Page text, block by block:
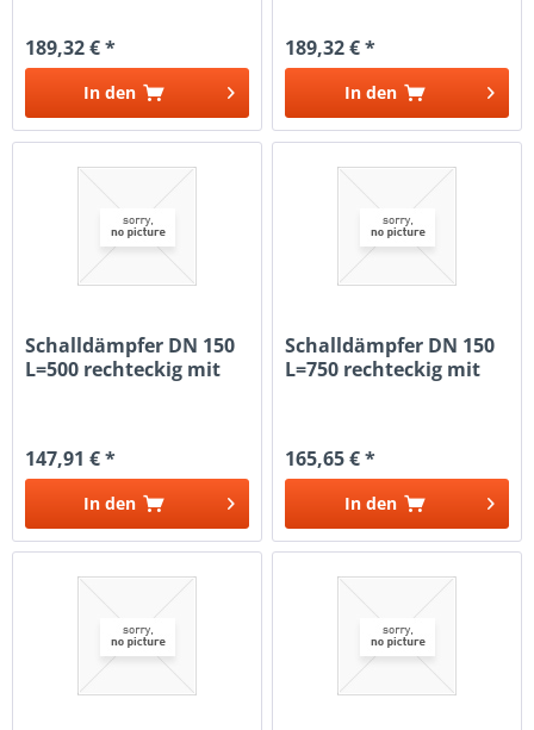
189,32 € *
In den
189,32 € *
In den
Schalldämpfer DN 150
L=500 rechteckig mit
147,91 € *
In den
Schalldämpfer DN 150
L=750 rechteckig mit
165,65 € *
In den